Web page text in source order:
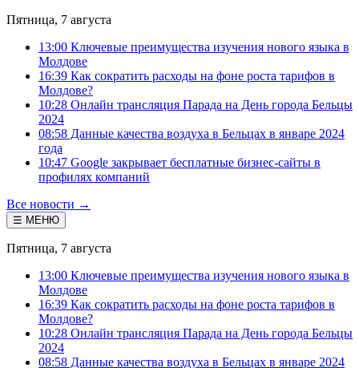
Пятница, 7 августа
13:00 Ключевые преимущества изучения нового языка в
Молдове
16:39 Как сократить расходы на фоне роста тарифов в
Молдове?
10:28 Онлайн трансляция Парада на День города Бельцы
2024
08:58 Данные качества воздуха в Бельцах в январе 2024
года
10:47 Google закрывает бесплатные бизнес-сайты в
профилях компаний
Все новости →
☰ МЕНЮ
Пятница, 7 августа
13:00 Ключевые преимущества изучения нового языка в
Молдове
16:39 Как сократить расходы на фоне роста тарифов в
Молдове?
10:28 Онлайн трансляция Парада на День города Бельцы
2024
08:58 Данные качества воздуха в Бельцах в январе 2024